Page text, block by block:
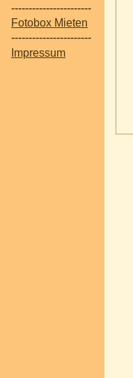
-----------------------
Fotobox Mieten
-----------------------
Impressum